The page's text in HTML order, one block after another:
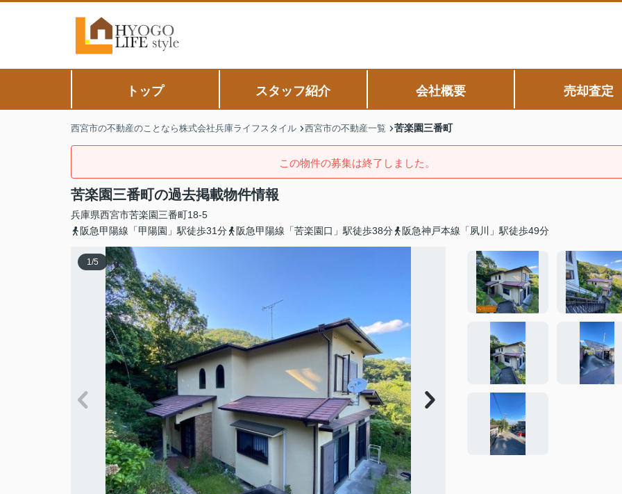
トップ スタッフ紹介 会社概要 売却査定
西宮市の不動産のことなら株式会社兵庫ライフスタイル 西宮市の不動産一覧 苦楽園三番町
この物件の募集は終了しました。
苦楽園三番町の過去掲載物件情報
兵庫県西宮市苦楽園三番町18-5
阪急甲陽線「甲陽園」駅徒歩31分
阪急甲陽線「苦楽園口」駅徒歩38分 阪急神戸本線「夙川」駅徒歩49分
1/5